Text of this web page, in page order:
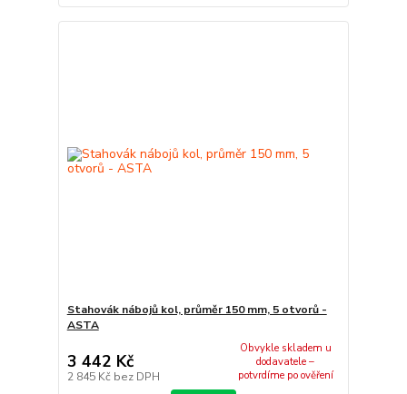
Stahovák nábojů kol, průměr 150 mm, 5 otvorů -
ASTA
3 442 Kč
2 845 Kč bez DPH
Obvykle skladem u
dodavatele –
potvrdíme po ověření